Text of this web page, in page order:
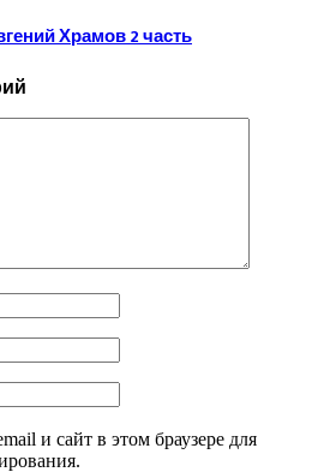
Храмов 2 часть
и сайт в этом браузере для